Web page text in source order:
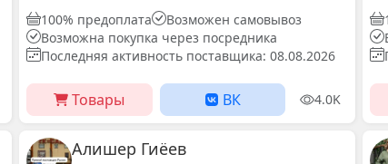
100% предоплата
Возможен самовывоз
Возможна покупка через посредника
Последняя активность поставщика: 08.08.2026
Товары ВК 4.0K
Алишер Гиёев